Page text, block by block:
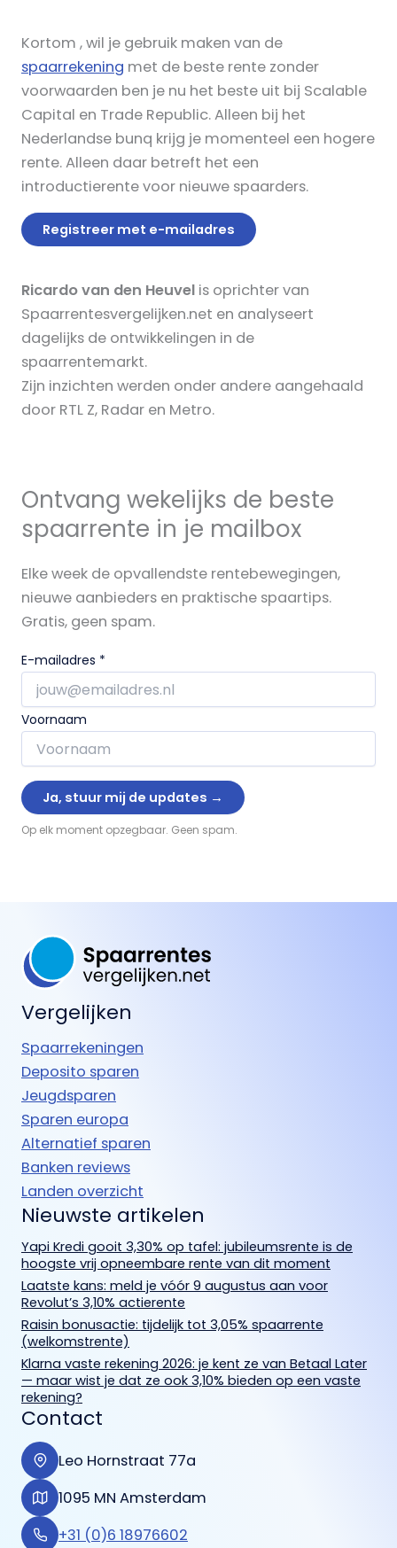
Kortom , wil je gebruik maken van de
spaarrekening met de beste rente zonder
voorwaarden ben je nu het beste uit bij Scalable
Capital en Trade Republic. Alleen bij het
Nederlandse bunq krijg je momenteel een hogere
rente. Alleen daar betreft het een
introductierente voor nieuwe spaarders.
Registreer met e-mailadres
Ricardo van den Heuvel is oprichter van
Spaarrentesvergelijken.net en analyseert
dagelijks de ontwikkelingen in de
spaarrentemarkt.
Zijn inzichten werden onder andere aangehaald
door RTL Z, Radar en Metro.
Ontvang wekelijks de beste
spaarrente in je mailbox
Elke week de opvallendste rentebewegingen,
nieuwe aanbieders en praktische spaartips.
Gratis, geen spam.
E-mailadres *
Voornaam
Op elk moment opzegbaar. Geen spam.
Vergelijken
Spaarrekeningen
Deposito sparen
Jeugdsparen
Sparen europa
Alternatief sparen
Banken reviews
Landen overzicht
Nieuwste artikelen
Yapi Kredi gooit 3,30% op tafel: jubileumsrente is de
hoogste vrij opneembare rente van dit moment
Laatste kans: meld je vóór 9 augustus aan voor
Revolut’s 3,10% actierente
Raisin bonusactie: tijdelijk tot 3,05% spaarrente
(welkomstrente)
Klarna vaste rekening 2026: je kent ze van Betaal Later
— maar wist je dat ze ook 3,10% bieden op een vaste
rekening?
Contact
Leo Hornstraat 77a
1095 MN Amsterdam
+31 (0)6 18976602